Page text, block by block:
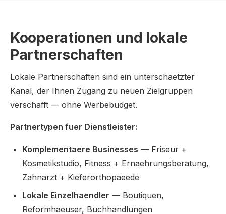
Kooperationen und lokale
Partnerschaften
Lokale Partnerschaften sind ein unterschaetzter
Kanal, der Ihnen Zugang zu neuen Zielgruppen
verschafft — ohne Werbebudget.
Partnertypen fuer Dienstleister:
Komplementaere Businesses — Friseur +
Kosmetikstudio, Fitness + Ernaehrungsberatung,
Zahnarzt + Kieferorthopaeede
Lokale Einzelhaendler — Boutiquen,
Reformhaeuser, Buchhandlungen